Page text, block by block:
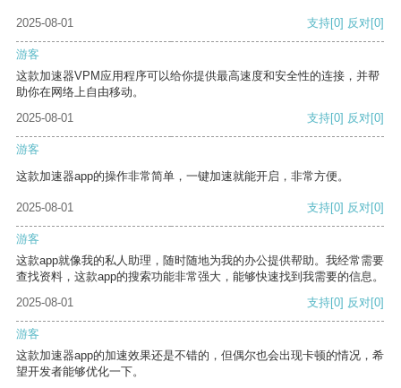
2025-08-01 支持[0] 反对[0]
游客
这款加速器VPM应用程序可以给你提供最高速度和安全性的连接，并帮
助你在网络上自由移动。
2025-08-01
支持[0] 反对[0]
游客
这款加速器app的操作非常简单，一键加速就能开启，非常方便。
2025-08-01 支持[0] 反对[0]
游客
这款app就像我的私人助理，随时随地为我的办公提供帮助。我经常需要
查找资料，这款app的搜索功能非常强大，能够快速找到我需要的信息。
2025-08-01
支持[0] 反对[0]
游客
这款加速器app的加速效果还是不错的，但偶尔也会出现卡顿的情况，希
望开发者能够优化一下。